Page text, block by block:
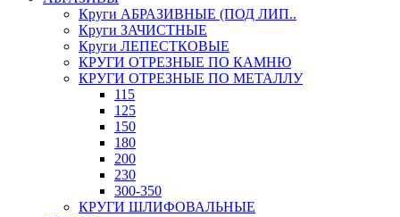
Круги АБРАЗИВНЫЕ (ПОД ЛИП..
Круги ЗАЧИСТНЫЕ
Круги ЛЕПЕСТКОВЫЕ
КРУГИ ОТРЕЗНЫЕ ПО КАМНЮ
КРУГИ ОТРЕЗНЫЕ ПО МЕТАЛЛУ
115
125
150
180
200
230
300-350
КРУГИ ШЛИФОВАЛЬНЫЕ